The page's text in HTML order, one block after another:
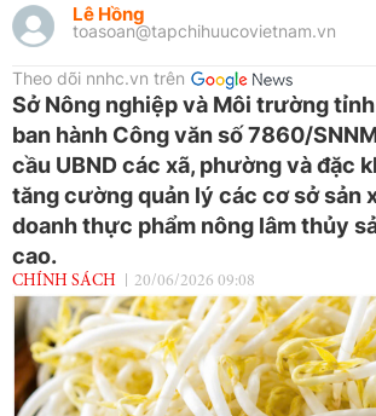
Lê Hồng
toasoan@tapchihuucovietnam.vn
Theo dõi nnhc.vn trên
Sở Nông nghiệp và Môi trường
ban hành Công văn số 7860/
cầu UBND các xã, phường và đặc
tăng cường quản lý các cơ sở sản
doanh thực phẩm nông lâm thủy
cao.
CHÍNH SÁCH 20/06/2026 09:08